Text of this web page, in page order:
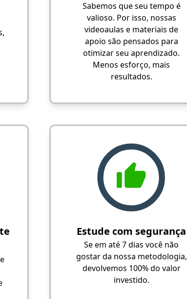
Sabemos que seu tempo é
valioso. Por isso, nossas
videoaulas e materiais de
apoio são pensados para
otimizar seu aprendizado.
Menos esforço, mais
resultados.
Estude com segurança
Se em até 7 dias você não
gostar da nossa metodologia,
devolvemos 100% do valor
investido.